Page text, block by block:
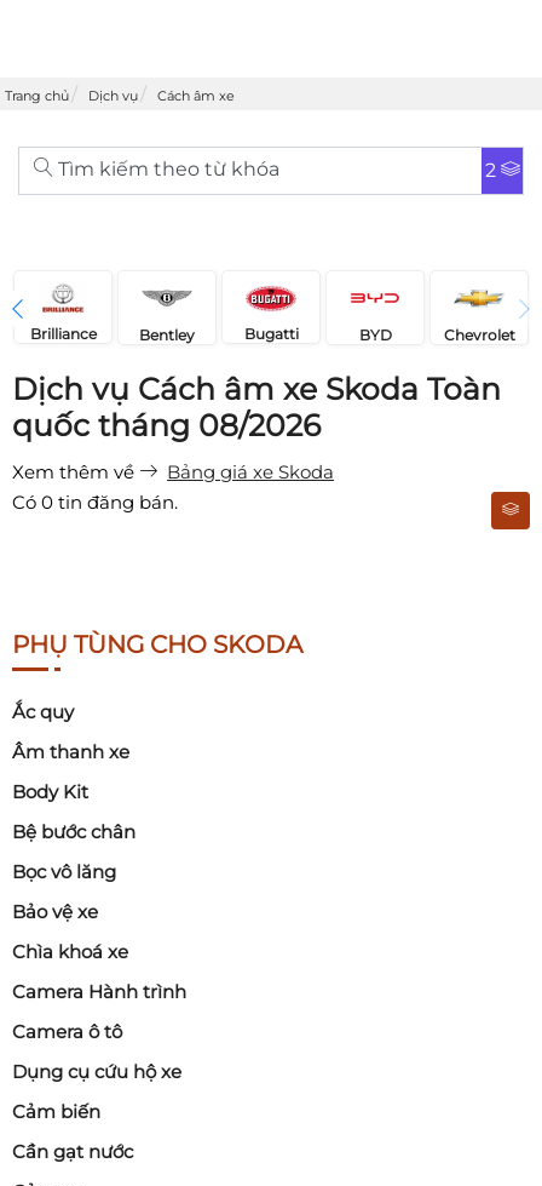
Trang chủ Dịch vụ Cách âm xe
Tìm kiếm theo từ khóa 2
Brilliance Bentley Bugatti BYD Chevrolet
Dịch vụ Cách âm xe Skoda Toàn
quốc tháng 08/2026
Xem thêm về
Bảng giá xe Skoda
Có 0 tin đăng bán.
PHỤ TÙNG CHO SKODA
Ắc quy
Âm thanh xe
Body Kit
Bệ bước chân
Bọc vô lăng
Bảo vệ xe
Chìa khoá xe
Camera Hành trình
Camera ô tô
Dụng cụ cứu hộ xe
Cảm biến
Cần gạt nước